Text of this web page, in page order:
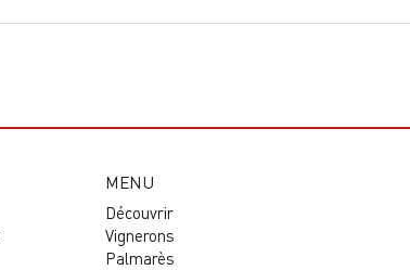
MENU
Découvrir
Vignerons
Palmarès